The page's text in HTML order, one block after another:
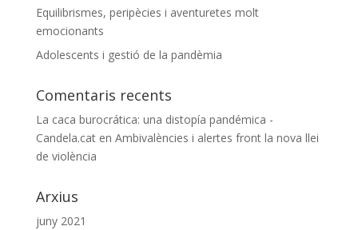
Equilibrismes, peripècies i aventuretes molt
emocionants
Adolescents i gestió de la pandèmia
Comentaris recents
La caca burocrática: una distopía pandémica -
Candela.caten Ambivalències i alertes front la nova llei
de violència
Arxius
juny 2021